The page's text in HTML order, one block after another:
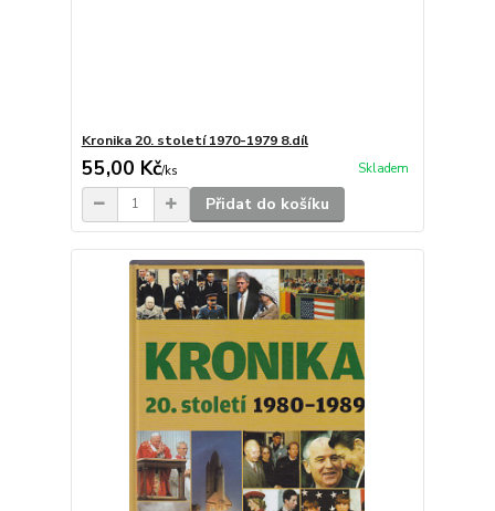
Kronika 20. století 1970-1979 8.díl
55,00 Kč/ks Skladem
Přidat do košíku